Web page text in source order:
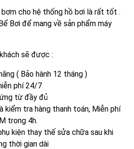
cho hệ thống hồ bơi là rất tốt .
Bơi để mang về sản phẩm máy
sẽ được :
( Bảo hành 12 tháng )
phí 24/7
từ đầy đủ
kiểm tra hàng thanh toán, Miễn phí
trong 4h.
kiện thay thế sửa chữa sau khi
thời gian dài